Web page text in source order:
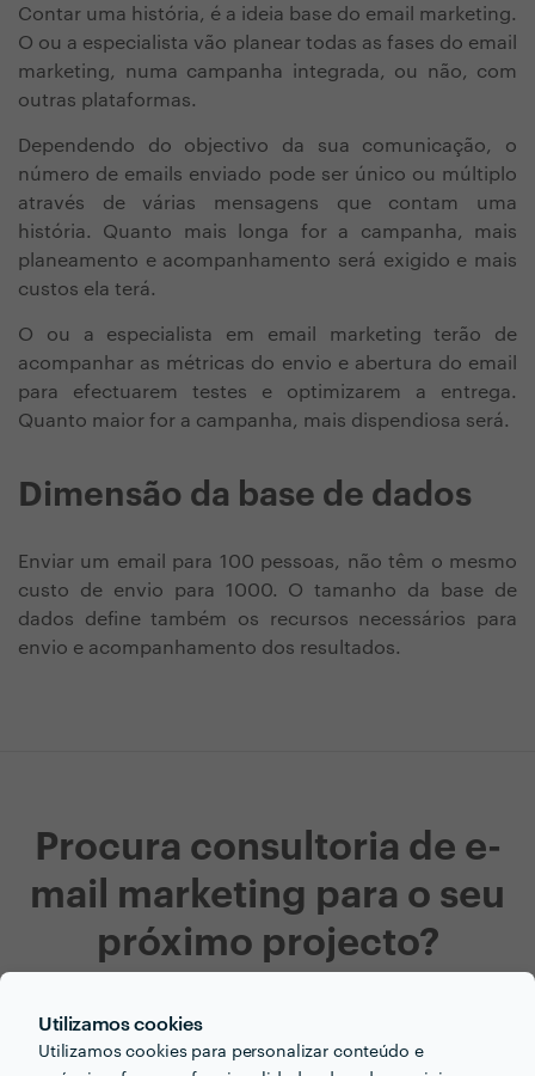
Utilizamos cookies
Utilizamos cookies para personalizar conteúdo e
Contar uma história, é a ideia base do email marketing.
O ou a especialista vão planear todas as fases do email
marketing, numa campanha integrada, ou não, com
outras plataformas.
Dependendo do objectivo da sua comunicação, o
número de emails enviado pode ser único ou múltiplo
através de várias mensagens que contam uma
história. Quanto mais longa for a campanha, mais
planeamento e acompanhamento será exigido e mais
custos ela terá.
O ou a especialista em email marketing terão de
acompanhar as métricas do envio e abertura do email
para efectuarem testes e optimizarem a entrega.
Quanto maior for a campanha, mais dispendiosa será.
Dimensão da base de dados
Enviar um email para 100 pessoas, não têm o mesmo
custo de envio para 1000. O tamanho da base de
dados define também os recursos necessários para
envio e acompanhamento dos resultados.
Procura consultoria de e-
mail marketing para o seu
próximo projecto?
o profissional certo para si!